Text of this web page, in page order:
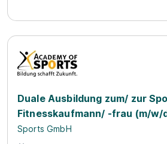
Duale Ausbildung zum/ zur
Fitnesskaufmann/ -frau (m/w/
Sports GmbH